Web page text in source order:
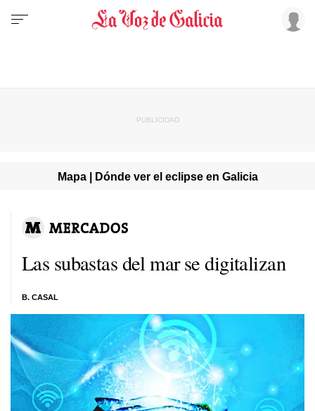
Mapa | Dónde ver el eclipse en Galicia
Las subastas del mar se digitalizan
B. CASAL